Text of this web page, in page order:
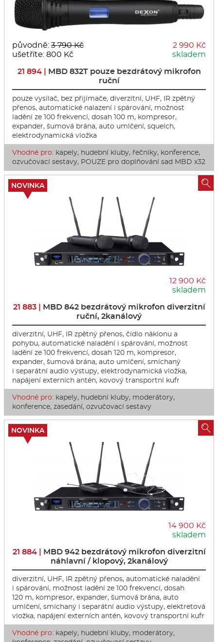
původně: 3 790 Kč
ušetříte: 800 Kč
2 990 Kč
skladem
21 894 | MBD 832T pouze bezdrátový mikrofon
ruční
pouze vysílač, bez přijímače, diverzitní, UHF, IR zpětný
přenos, automatické nalazení i spárování, možnost
ladění ze 100 frekvencí, dosah 100 m, kompresor,
expander, šumová brána, auto umlčení, squelch,
elektrodynamic­ká vložka
Vhodné pro: kapely, hudební kluby, řečníky, konference,
ozvučovací sestavy, POUZE pro doplňování sad MBD x32
12 900 Kč
skladem
21 883 | MBD 842 bezdrátový mikrofon diverzitní
ruční, 2kanálový
diverzitní, UHF, IR zpětný přenos, čidlo náklonu a
pohybu, automatické naladění i spárování, možnost
ladění ze 100 frekvencí, dosah 120 m, kompresor,
expander, šumová brána, auto umlčení, smíchaný
i separátní audio výstupy, elektrodynamická vložka,
napájení externích antén, kovový transportní kufr
Vhodné pro: kapely, hudební kluby, moderátory,
konference, zasedání, ozvučovací sestavy
NOVINKA 
14 900 Kč
skladem
21 884 | MBD 942 bezdrátový mikrofon diverzitní
náhlavní / klopový, 2kanálový
diverzitní, UHF, IR zpětný přenos, automatické naladění
i spárování, možnost ladění ze 100 frekvencí, dosah
120 m, kompresor, expander, šumová brána, auto
umlčení, smíchaný i separátní audio výstupy, elektretová
vložka, napájení externích antén, kovový transportní kufr
Vhodné pro: kapely, hudební kluby, moderátory,
NOVINKA 